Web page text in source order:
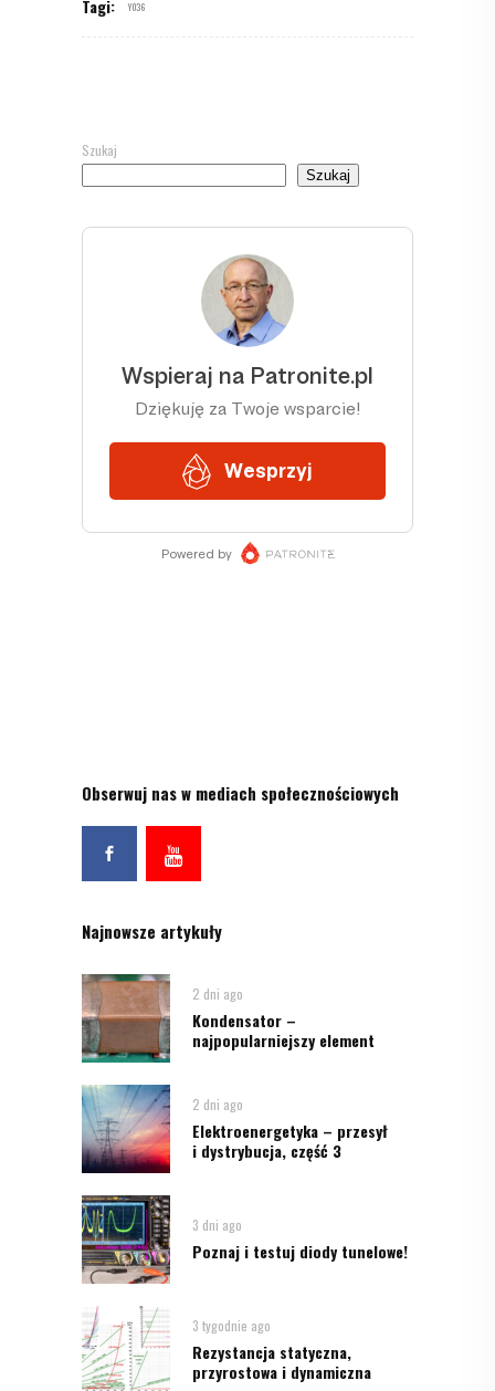
Tagi: Y036
Szukaj
Szukaj
Obserwuj nas w mediach społecznościowych
Najnowsze artykuły
2 dni ago
Kondensator –
najpopularniejszy element
2 dni ago
Elektroenergetyka – przesył
i dystrybucja, część 3
3 dni ago
Poznaj i testuj diody tunelowe!
3 tygodnie ago
Rezystancja statyczna,
przyrostowa i dynamiczna